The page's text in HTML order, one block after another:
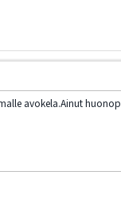
avokela.Ainut